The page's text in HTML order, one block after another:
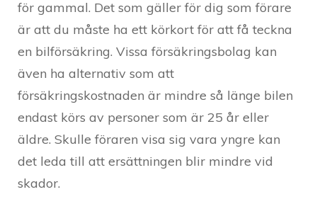
för gammal. Det som gäller för dig som förare
är att du måste ha ett körkort för att få teckna
en bilförsäkring. Vissa försäkringsbolag kan
även ha alternativ som att
försäkringskostnaden är mindre så länge bilen
endast körs av personer som är 25 år eller
äldre. Skulle föraren visa sig vara yngre kan
det leda till att ersättningen blir mindre vid
skador.